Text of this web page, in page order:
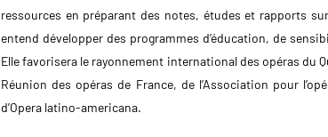
ressources en préparant des notes, études et rapports sur
entend développer des programmes d’éducation, de
Elle favorisera le rayonnement international des opéras du
Réunion des opéras de France, de l’Association pour
d’Opera latino-americana.